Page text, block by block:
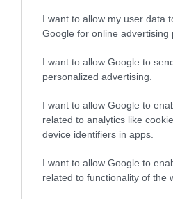
I want to allow my user data
Google for online advertising
I want to allow Google to
personalized advertising.
I want to allow Google to
related to analytics like
device identifiers in apps.
I want to allow Google to
related to functionality of the
közölte, figyelemmel követi
történtek miatt, és az orosz
újságíró, valamint a járat
szabadon engedésére
FRISSÍTÉS: a Ryanair új,
A Ryanair elítéli a fehérorosz